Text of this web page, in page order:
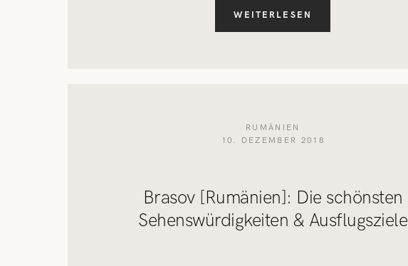
WEITERLESEN
RUMÄNIEN
10. DEZEMBER 2018
Brasov [Rumänien]: Die schönsten
Sehenswürdigkeiten & Ausflugsziele